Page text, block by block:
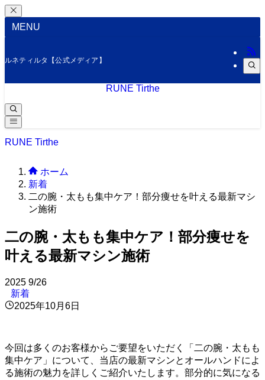
MENU
ルネティルタ【公式メディア】
RUNE Tirthe
RUNE Tirthe
ホーム
新着
二の腕・太もも集中ケア！部分痩せを叶える最新マシ
ン施術
二の腕・太もも集中ケア！部分痩せを
叶える最新マシン施術
2025 9/26
新着
2025年10月6日
今回は多くのお客様からご要望をいただく「二の腕・太もも
集中ケア」について、当店の最新マシンとオールハンドによ
る施術の魅力を詳しくご紹介いたします。部分的に気になる